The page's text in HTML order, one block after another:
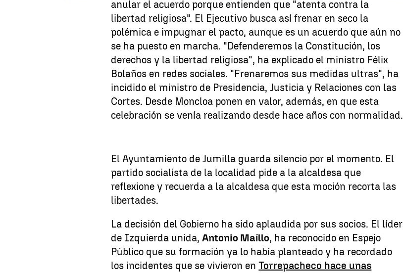
anular el acuerdo porque entienden que "atenta contra la
libertad religiosa". El Ejecutivo busca así frenar en seco la
polémica e impugnar el pacto, aunque es un acuerdo que aún no
se ha puesto en marcha. "Defenderemos la Constitución, los
derechos y la libertad religiosa", ha explicado el ministro Félix
Bolaños en redes sociales. "Frenaremos sus medidas ultras", ha
incidido el ministro de Presidencia, Justicia y Relaciones con las
Cortes. Desde Moncloa ponen en valor, además, en que esta
celebración se venía realizando desde hace años con normalidad.
El Ayuntamiento de Jumilla guarda silencio por el momento. El
partido socialista de la localidad pide a la alcaldesa que
reflexione y recuerda a la alcaldesa que esta moción recorta las
libertades.
La decisión del Gobierno ha sido aplaudida por sus socios. El líder
de Izquierda unida,Antonio Maíllo, ha reconocido en Espejo
Público que su formación ya lo había planteado y ha recordado
los incidentes que se vivieron enTorrepacheco hace unas